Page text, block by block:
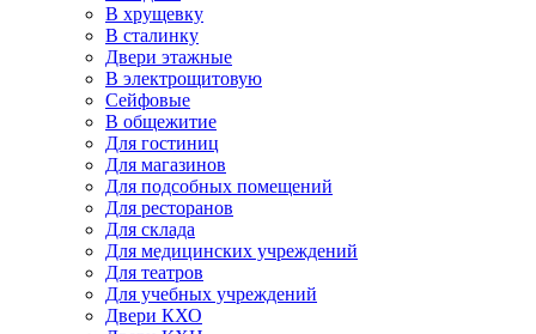
В хрущевку
В сталинку
Двери этажные
В электрощитовую
Сейфовые
В общежитие
Для гостиниц
Для магазинов
Для подсобных помещений
Для ресторанов
Для склада
Для медицинских учреждений
Для театров
Для учебных учреждений
Двери КХО